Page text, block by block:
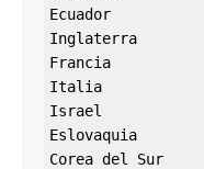
Ecuador
Inglaterra
Francia
Italia
Israel
Eslovaquia
Corea del Sur